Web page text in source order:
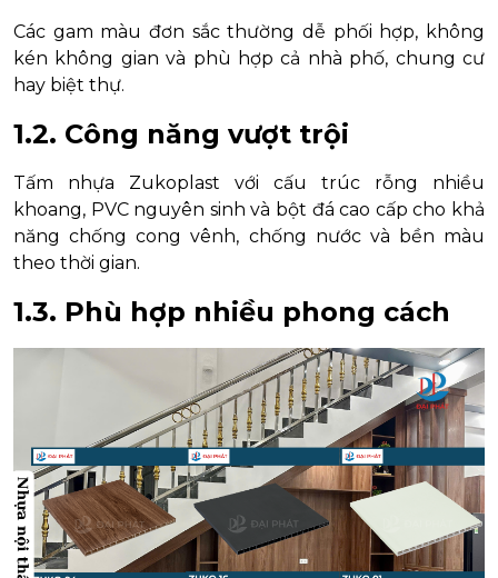
Các gam màu đơn sắc thường dễ phối hợp, không
kén không gian và phù hợp cả nhà phố, chung cư
hay biệt thự.
1.2. Công năng vượt trội
Tấm nhựa Zukoplast với cấu trúc rỗng nhiều
khoang, PVC nguyên sinh và bột đá cao cấp cho khả
năng chống cong vênh, chống nước và bền màu
theo thời gian.
1.3. Phù hợp nhiều phong cách